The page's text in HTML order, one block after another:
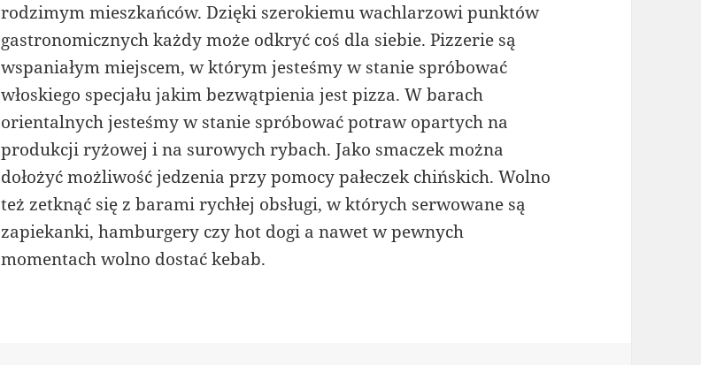
rodzimym mieszkańców. Dzięki szerokiemu wachlarzowi punktów
gastronomicznych każdy może odkryć coś dla siebie. Pizzerie są
wspaniałym miejscem, w którym jesteśmy w stanie spróbować
włoskiego specjału jakim bezwątpienia jest pizza. W barach
orientalnych jesteśmy w stanie spróbować potraw opartych na
produkcji ryżowej i na surowych rybach. Jako smaczek można
dołożyć możliwość jedzenia przy pomocy pałeczek chińskich. Wolno
też zetknąć się z barami rychłej obsługi, w których serwowane są
zapiekanki, hamburgery czy hot dogi a nawet w pewnych
momentach wolno dostać kebab.